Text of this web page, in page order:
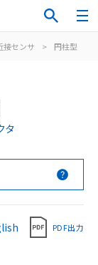
接センサ > 円柱型
タ
PDF出力